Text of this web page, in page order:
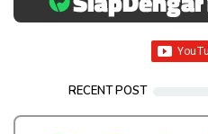
RECENT POST